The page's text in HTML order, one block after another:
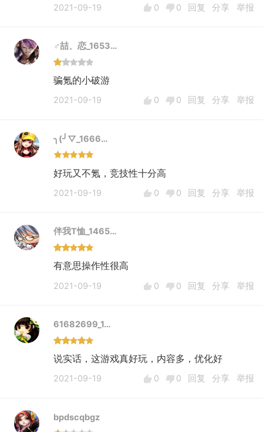
2021-09-19 0 0 回复 分享 举报
♂喆、恋_1653…
骗氪的小破游
2021-09-19 0 0 回复 分享 举报
╮(╯▽_1666…
好玩又不氪，竞技性十分高
2021-09-19 0 0 回复 分享 举报
伴我T恤_1465…
有意思操作性很高
2021-09-19 0 0 回复 分享 举报
61682699_1…
说实话，这游戏真好玩，内容多，优化好
2021-09-19 0 0 回复 分享 举报
bpdscqbgz